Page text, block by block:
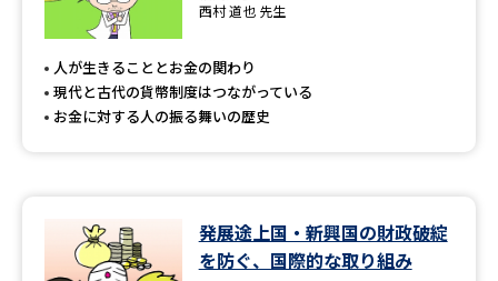
大学研究
大学で学べる内容や特徴を調べる
データサイエンス特集 奨学金・特待生制度特集
西村 道也 先生
人が生きることとお金の関わり
現代と古代の貨幣制度はつながっている
お金に対する人の振る舞いの歴史
発展途上国・新興国の財政破綻
を防ぐ、国際的な取り組み